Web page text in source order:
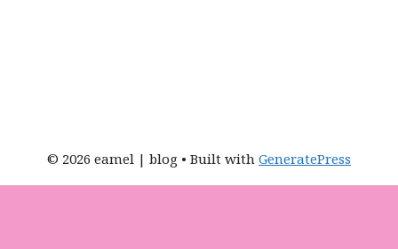
© 2026 eamel | blog • Built with GeneratePress